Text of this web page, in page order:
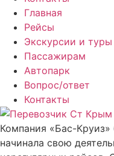
Главная
Рейсы
Экскурсии и туры
Пассажирам
Автопарк
Вопрос/ответ
Контакты
Компания «Бас-Круиз»
начинала свою